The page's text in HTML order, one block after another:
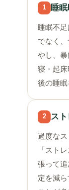
1 睡
睡眠不
でなく
やし、
寝・起
後の睡眠
2 ス
過度な
「スト
張って
定を減